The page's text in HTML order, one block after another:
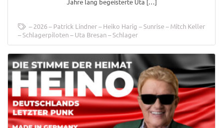
2026 Patrick Lindner Heiko Harig Sunrise
Mitch Keller
Schlagerpiloten
Uta Bresan Schlager